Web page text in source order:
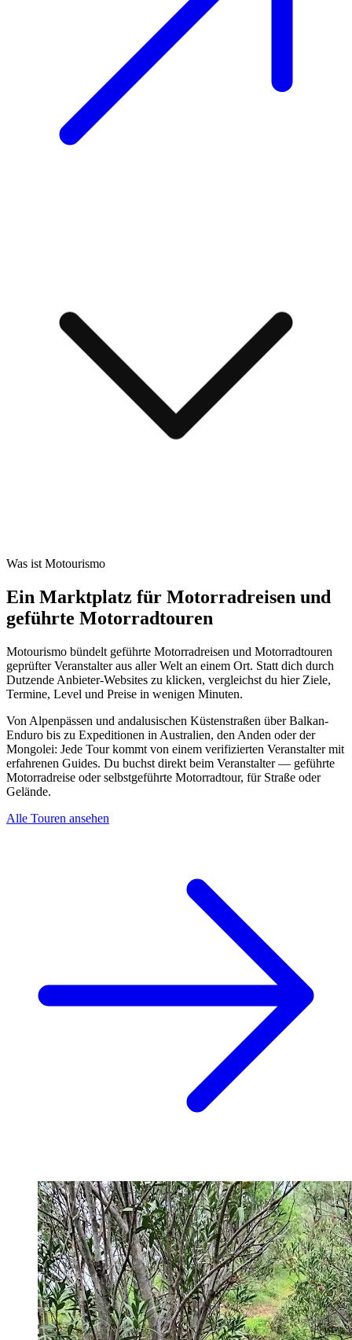
Was ist Motourismo
Ein Marktplatz für Motorradreisen und
geführte Motorradtouren
Motourismo bündelt geführte Motorradreisen und Motorradtouren
geprüfter Veranstalter aus aller Welt an einem Ort. Statt dich durch
Dutzende Anbieter-Websites zu klicken, vergleichst du hier Ziele,
Termine, Level und Preise in wenigen Minuten.
Von Alpenpässen und andalusischen Küstenstraßen über Balkan-
Enduro bis zu Expeditionen in Australien, den Anden oder der
Mongolei: Jede Tour kommt von einem verifizierten Veranstalter mit
erfahrenen Guides. Du buchst direkt beim Veranstalter — geführte
Motorradreise oder selbstgeführte Motorradtour, für Straße oder
Gelände.
Alle Touren ansehen